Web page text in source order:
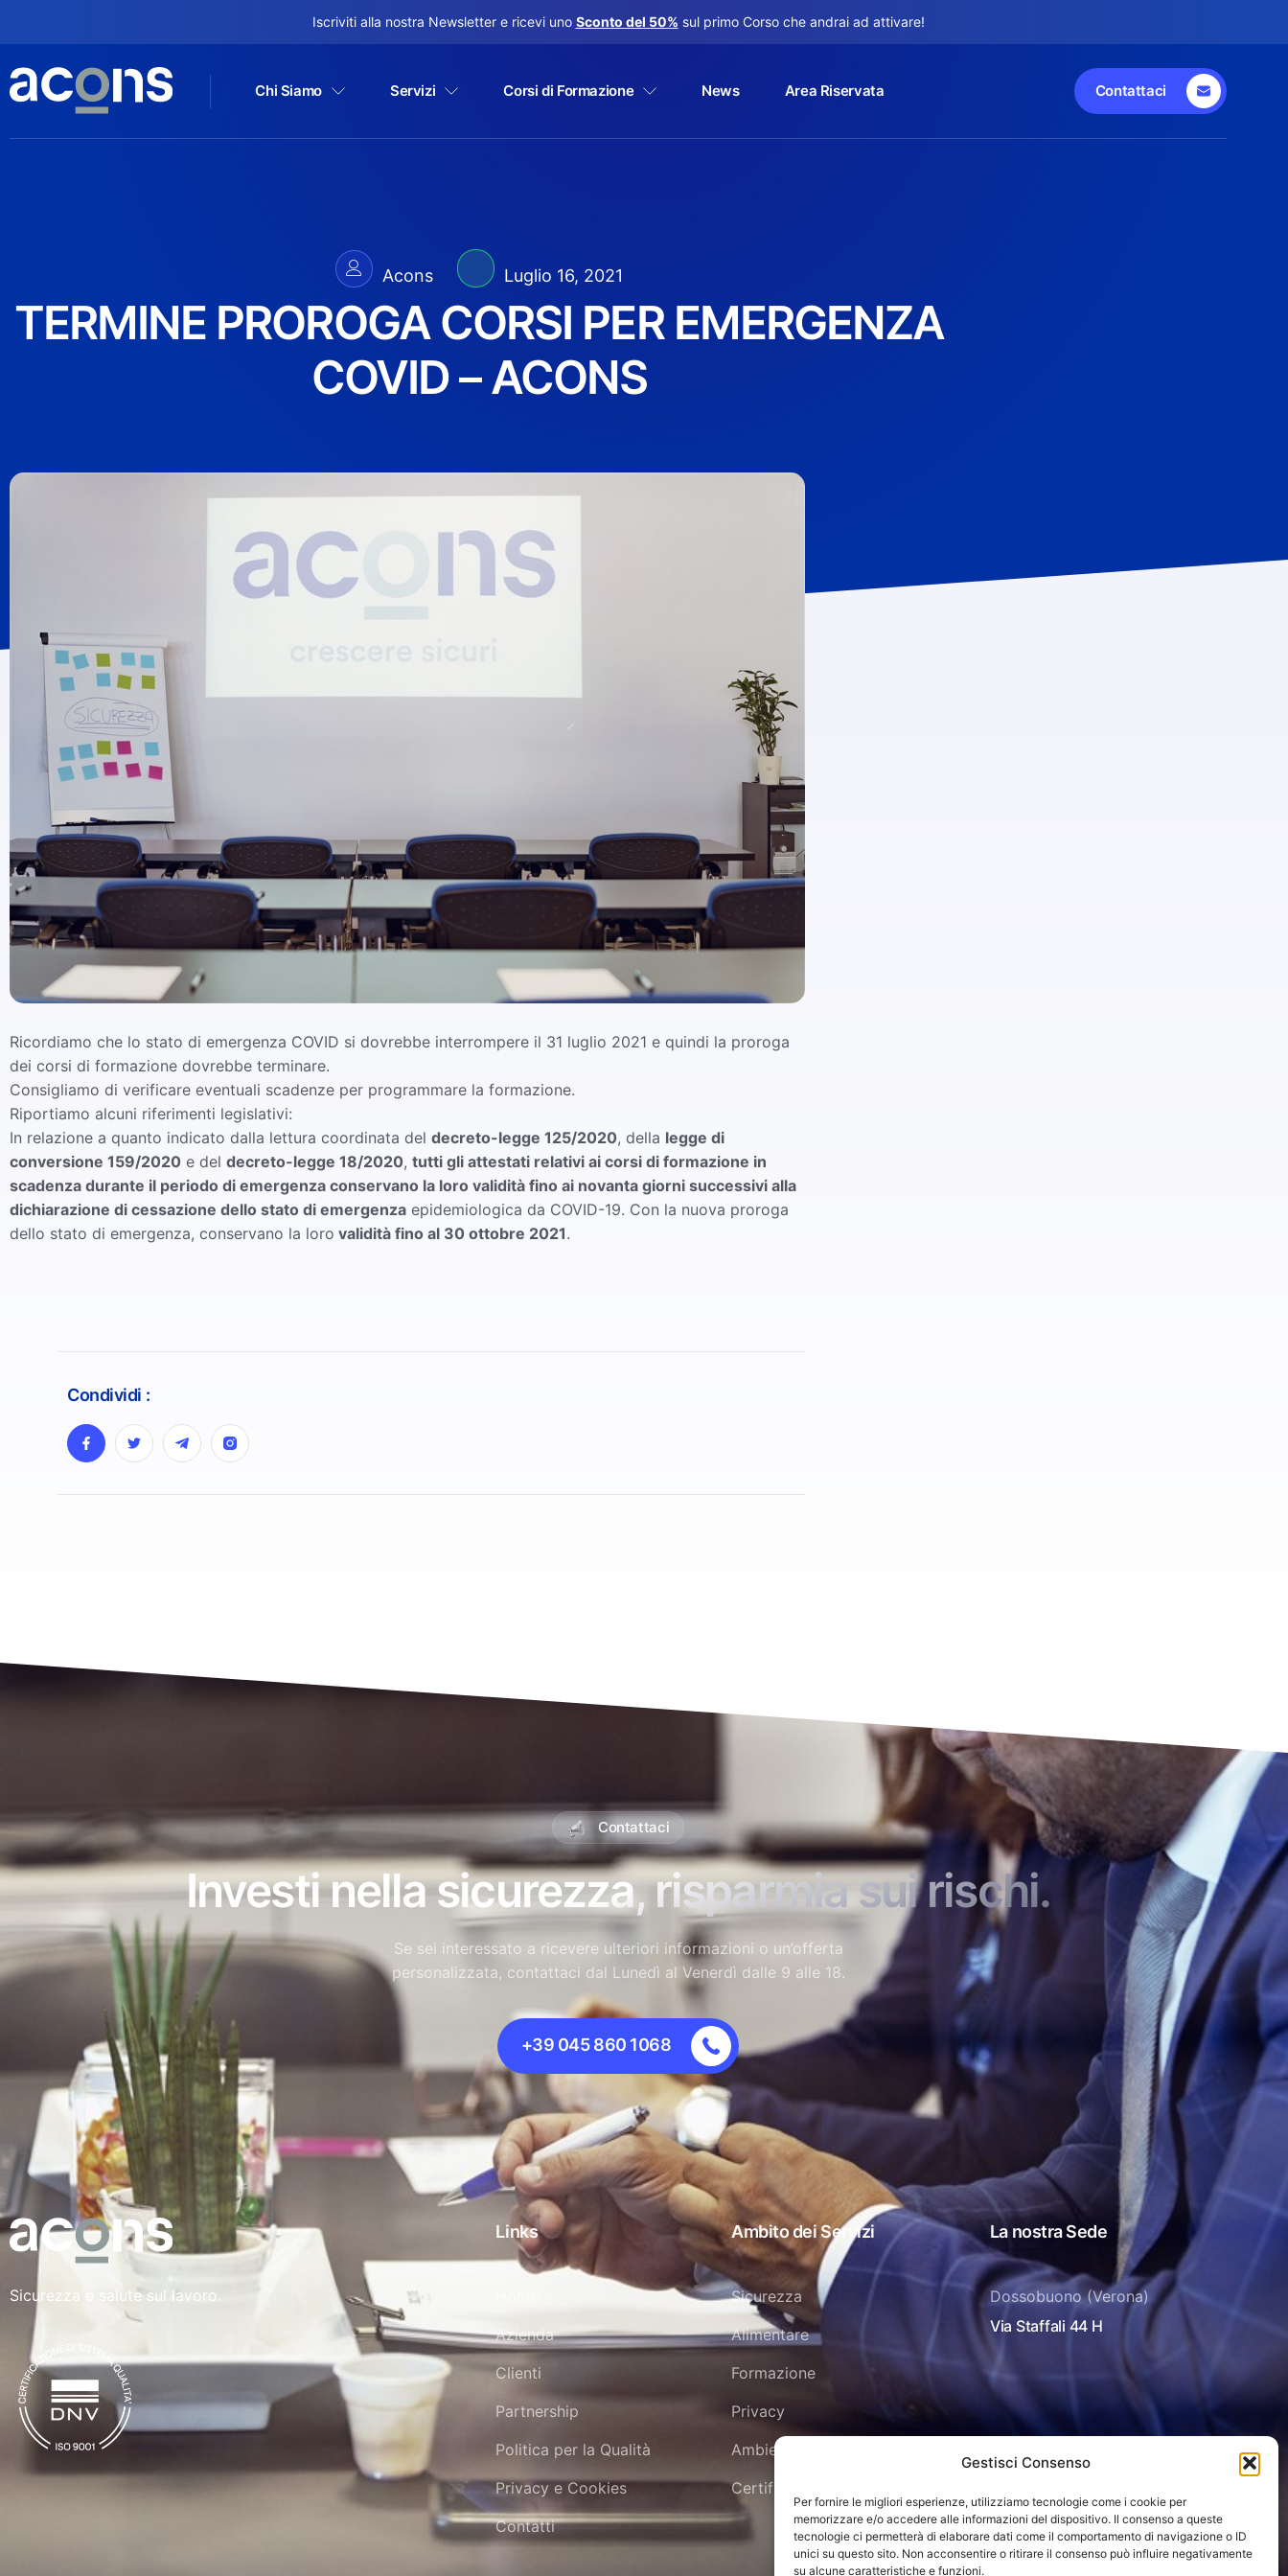
Gestisci Consenso
Per fornire le migliori esperienze, utilizziamo tecnologie come i cookie per
memorizzare e/o accedere alle informazioni del dispositivo. Il consenso a queste
tecnologie ci permetterà di elaborare dati come il comportamento di navigazione o ID
unici su questo sito. Non acconsentire o ritirare il consenso può influire negativamente
su alcune caratteristiche e funzioni.
Iscriviti alla nostra Newsletter e ricevi uno Sconto del 50% sul primo Corso che andrai ad attivare!
Chi Siamo Servizi Corsi di Formazione News Area Riservata Contattaci
Acons Luglio 16, 2021
TERMINE PROROGA CORSI PER EMERGENZA
COVID – ACONS
Ricordiamo che lo stato di emergenza COVID si dovrebbe interrompere il 31 luglio 2021 e quindi la proroga
dei corsi di formazione dovrebbe terminare.
Consigliamo di verificare eventuali scadenze per programmare la formazione.
Riportiamo alcuni riferimenti legislativi:
In relazione a quanto indicato dalla lettura coordinata del decreto-legge 125/2020, della legge di
conversione 159/2020 e del decreto-legge 18/2020, tutti gli attestati relativi ai corsi di formazione in
scadenza durante il periodo di emergenza conservano la loro validità fino ai novanta giorni successivi alla
dichiarazione di cessazione dello stato di emergenza epidemiologica da COVID-19. Con la nuova proroga
dello stato di emergenza, conservano la loro validità fino al 30 ottobre 2021.
Condividi :
Contattaci
Investi nella sicurezza, risparmia sui rischi.
Se sei interessato a ricevere ulteriori informazioni o un’offerta
personalizzata, contattaci dal Lunedì al Venerdì dalle 9 alle 18.
+39 045 860 1068
Sicurezza e salute sul lavoro.
Links
Azienda
Clienti
Partnership
Politica per la Qualità
Privacy e Cookies
Contatti
Ambito dei Servizi
Sicurezza
Alimentare
Formazione
Privacy
Ambiente
Certificazione
La nostra Sede
Dossobuono (Verona)
Via Staffali 44 H